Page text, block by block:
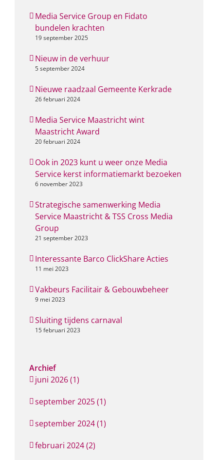
Media Service Group en Fidato
bundelen krachten
19 september 2025
Nieuw in de verhuur
5 september 2024
Nieuwe raadzaal Gemeente Kerkrade
26 februari 2024
Media Service Maastricht wint
Maastricht Award
20 februari 2024
Ook in 2023 kunt u weer onze Media
Service kerst informatiemarkt bezoeken
6 november 2023
Strategische samenwerking Media
Service Maastricht & TSS Cross Media
Group
21 september 2023
Interessante Barco ClickShare Acties
11 mei 2023
Vakbeurs Facilitair & Gebouwbeheer
9 mei 2023
Sluiting tijdens carnaval
15 februari 2023
Archief
juni 2026 (1)
september 2025 (1)
september 2024 (1)
februari 2024 (2)